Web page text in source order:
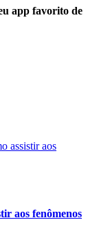
app favorito de
aos fenômenos